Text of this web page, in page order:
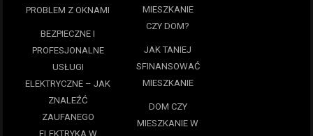
PROBLEM Z OKNAMI
BEZPIECZNE I
PROFESJONALNE
USŁUGI
ELEKTRYCZNE – JAK
ZNALEŹĆ
ZAUFANEGO
ELEKTRYKA W
MIESZKANIE
CZY DOM?
JAK TANIEJ
SFINANSOWAĆ
MIESZKANIE
DOM CZY
MIESZKANIE W